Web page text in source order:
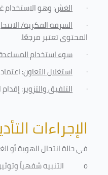
· الغش: وهو الاستخدام
· السرقة الفكرية/
المحتوى تعتبر مرجعًا.
· سوء استخدام
· استغلال التعاون:
· التلفيق والتزوير:
الإجراءات
في حالة انتحال الهوية أو
o
التنبيه شفهياً